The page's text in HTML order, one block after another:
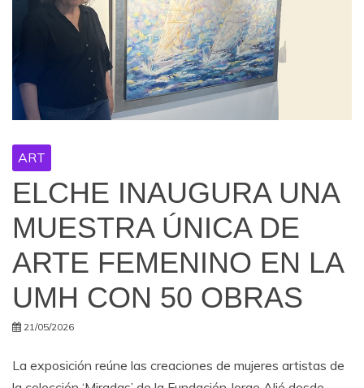
ART
ELCHE INAUGURA UNA
MUESTRA ÚNICA DE
ARTE FEMENINO EN LA
UMH CON 50 OBRAS
21/05/2026
La exposición reúne las creaciones de mujeres artistas de